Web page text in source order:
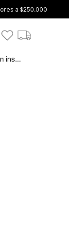
a $250.000
Falda larga con insumo